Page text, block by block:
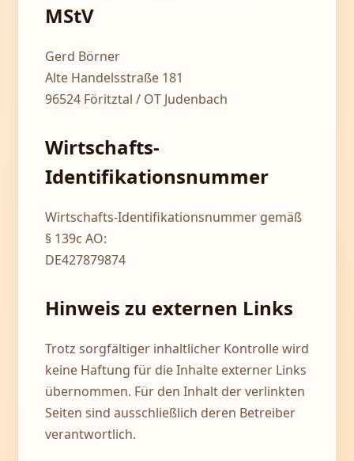
MStV
Gerd Börner
Alte Handelsstraße 181
96524 Föritztal / OT Judenbach
Wirtschafts-
Identifikationsnummer
Wirtschafts-Identifikationsnummer gemäß
§ 139c AO:
DE427879874
Hinweis zu externen Links
Trotz sorgfältiger inhaltlicher Kontrolle wird
keine Haftung für die Inhalte externer Links
übernommen. Für den Inhalt der verlinkten
Seiten sind ausschließlich deren Betreiber
verantwortlich.